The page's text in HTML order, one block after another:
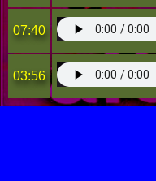
07:40
03:56